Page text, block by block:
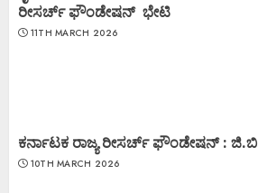
ರೀಸರ್ಚ್ ಫೌಂಡೇಷನ್ ಭೇಟಿ
11TH MARCH 2026
ಕರ್ನಾಟಕ ರಾಜ್ಯ ರೀಸರ್ಚ್ ಫೌಂಡೇಷನ್ :
10TH MARCH 2026